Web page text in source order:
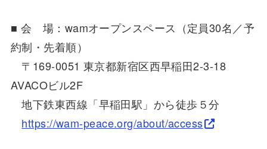
■ 会 場：wamオープンスペース（定員30名／予
約制・先着順）
〒169-0051 東京都新宿区西早稲田2-3-18
AVACOビル2F
地下鉄東西線「早稲田駅」から徒歩５分
https://wam-peace.org/about/access